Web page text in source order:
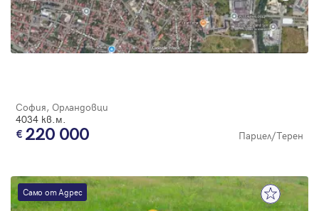
София, Орландовци
4034 кв.м.
220 000 Парцел/Терен
Само от Адрес